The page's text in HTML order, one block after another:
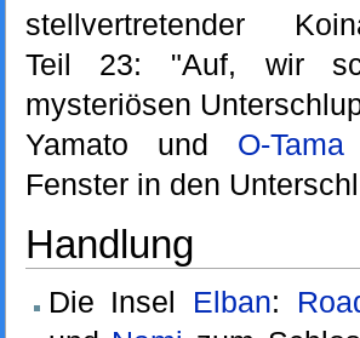
stellvertretender
Teil 23: "Auf, wir
mysteriösen
Yamato und O-Tama
Fenster in den
Handlung
Die Insel Elban: